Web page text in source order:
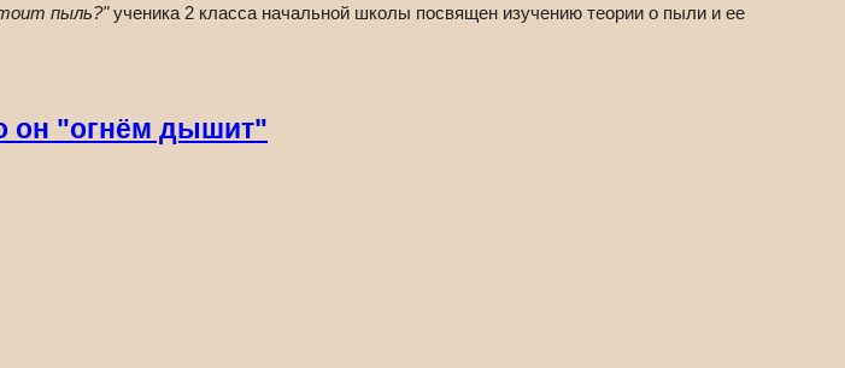
пыль?"ученика 2 класса начальной школы посвящен изучению теории о пыли и ее
он "огнём дышит"